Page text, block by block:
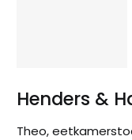
Henders &
Theo,